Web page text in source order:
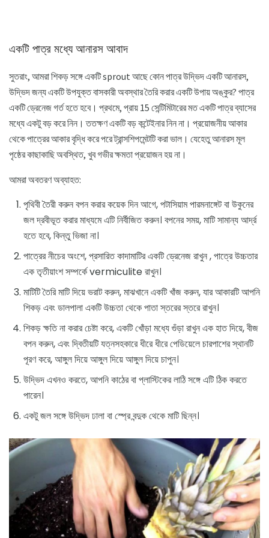
একটি পাত্র মধ্যে আনারস আবাদ
সুতরাং, আমরা শিকড় সঙ্গে একটি sprout আছে কোন পাত্র উদ্ভিদ একটি আনারস,
উদ্ভিদ জন্য একটি উপযুক্ত বাসকারী অবস্থার তৈরি করার একটি উপায় অঙ্কুর? পাত্র
একটি ড্রেনেজ গর্ত হতে হবে। প্রথমে, প্রায় 15 সেন্টিমিটারের মত একটি পাত্র ব্যাসের
মধ্যে একটু বড় করে নিন। ততক্ষণ একটি বড় কন্টেইনার নিন না। প্রয়োজনীয় আকার
থেকে পাত্রের আকার বৃদ্ধি করে পরে ট্রান্সশিপমেন্টটি করা ভাল। যেহেতু আনারস মূল
পৃষ্ঠের কাছাকাছি অবস্থিত, খুব গভীর ক্ষমতা প্রয়োজন হয় না।
আমরা অবতরণ অব্যাহত:
পৃথিবী তৈরী করুন বপন করার কয়েক দিন আগে, পটাসিয়াম পারমনাঙ্গেট বা উকুনের
জল দ্রবীভূত করার মাধ্যমে এটি নির্বীজিত করুন। বপনের সময়, মাটি সামান্য আর্দ্র
হতে হবে, কিন্তু ভিজা না।
পাত্রের নীচের অংশে, প্রসারিত কাদামাটির একটি ড্রেনেজ রাখুন , পাত্রে উচ্চতার
এক তৃতীয়াংশ সম্পর্কে vermiculite রাখুন।
মাটিটি তৈরি মাটি দিয়ে ভরাট করুন, মাঝখানে একটি খাঁজ করুন, যার আকারটি আপনি
শিকড় এবং ডালপালা একটি উচ্চতা থেকে পাতা স্তরের স্তরে রাখুন।
শিকড় ক্ষতি না করার চেষ্টা করে, একটি খোঁড়া মধ্যে গুঁড়া রাখুন এক হাত দিয়ে, বীজ
বপন করুন, এবং দ্বিতীয়টি যত্নসহকারে ধীরে ধীরে পেডিয়েলে চারপাশের স্থানটি
পূরণ করে, আঙ্গুল দিয়ে আঙ্গুল দিয়ে আঙ্গুল দিয়ে চাপুন।
উদ্ভিদ এখনও করতে, আপনি কাঠের বা প্লাস্টিকের লাঠি সঙ্গে এটি ঠিক করতে
পারেন।
একটু জল সঙ্গে উদ্ভিদ ঢালা বা স্প্রে বন্দুক থেকে মাটি ছিন্ন।